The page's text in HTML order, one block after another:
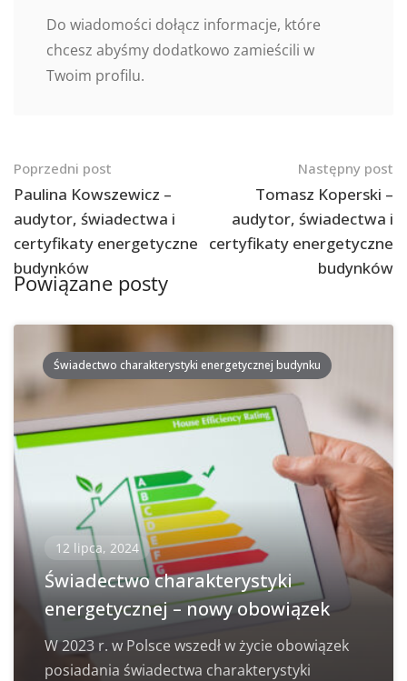
Do wiadomości dołącz informacje, które
chcesz abyśmy dodatkowo zamieścili w
Twoim profilu.
Nawigacja
po
postach
Poprzedni post
Paulina Kowszewicz –
audytor, świadectwa i
certyfikaty energetyczne
budynków
Następny post
Tomasz Koperski –
audytor, świadectwa i
certyfikaty energetyczne
budynków
Powiązane posty
Świadectwo charakterystyki energetycznej budynku
12 lipca, 2024
Świadectwo charakterystyki
energetycznej – nowy obowiązek
W 2023 r. w Polsce wszedł w życie obowiązek
posiadania świadectwa charakterystyki